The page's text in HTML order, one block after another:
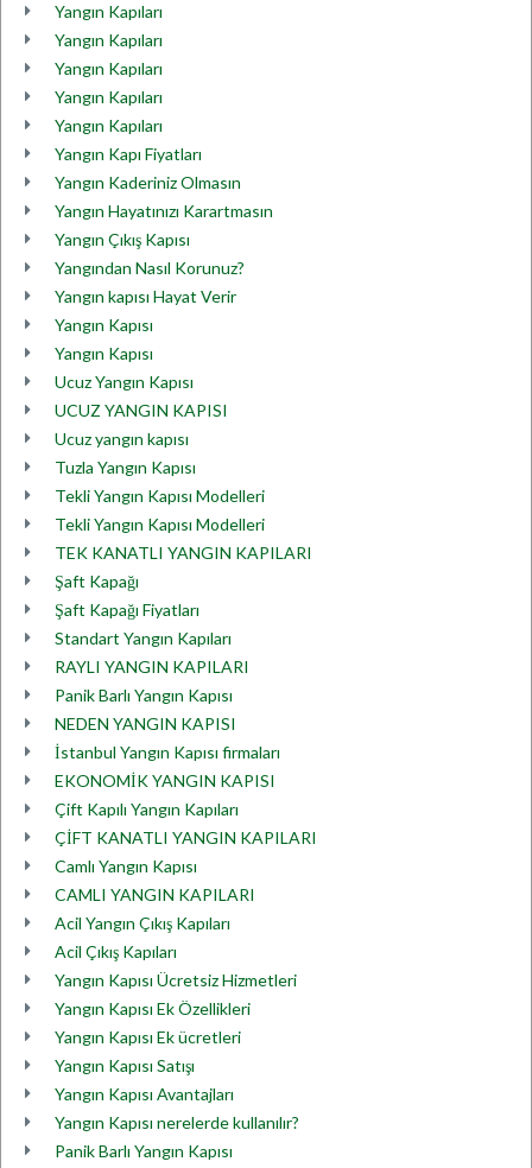
Yangın Kapıları
Yangın Kapıları
Yangın Kapıları
Yangın Kapıları
Yangın Kapıları
Yangın Kapı Fiyatları
Yangın Kaderiniz Olmasın
Yangın Hayatınızı Karartmasın
Yangın Çıkış Kapısı
Yangından Nasıl Korunuz?
Yangın kapısı Hayat Verir
Yangın Kapısı
Yangın Kapısı
Ucuz Yangın Kapısı
UCUZ YANGIN KAPISI
Ucuz yangın kapısı
Tuzla Yangın Kapısı
Tekli Yangın Kapısı Modelleri
Tekli Yangın Kapısı Modelleri
TEK KANATLI YANGIN KAPILARI
Şaft Kapağı
Şaft Kapağı Fiyatları
Standart Yangın Kapıları
RAYLI YANGIN KAPILARI
Panik Barlı Yangın Kapısı
NEDEN YANGIN KAPISI
İstanbul Yangın Kapısı firmaları
EKONOMİK YANGIN KAPISI
Çift Kapılı Yangın Kapıları
ÇİFT KANATLI YANGIN KAPILARI
Camlı Yangın Kapısı
CAMLI YANGIN KAPILARI
Acil Yangın Çıkış Kapıları
Acil Çıkış Kapıları
Yangın Kapısı Ücretsiz Hizmetleri
Yangın Kapısı Ek Özellikleri
Yangın Kapısı Ek ücretleri
Yangın Kapısı Satışı
Yangın Kapısı Avantajları
Yangın Kapısı nerelerde kullanılır?
Panik Barlı Yangın Kapısı